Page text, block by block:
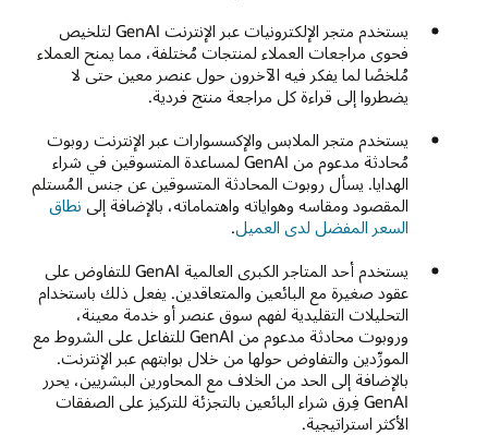
يستخدم متجر الإلكترونيات عبر الإنترنت GenAI لتلخيص
فحوى مراجعات العملاء لمنتجات مُختلفة، مما يمنح العملاء
مُلخصًا لما يفكر فيه الآخرون حول عنصر معين حتى لا
يضطروا إلى قراءة كل مراجعة منتج فردية.
يستخدم متجر الملابس والإكسسوارات عبر الإنترنت روبوت
مُحادثة مدعوم من GenAI لمساعدة المتسوقين في شراء
الهدايا. يسأل روبوت المحادثة المتسوقين عن جنس المُستلم
المقصود ومقاسه وهواياته واهتماماته، بالإضافة إلى نطاق
السعر المفضل لدى العميل.
يستخدم أحد المتاجر الكبرى العالمية GenAI للتفاوض على
عقود صغيرة مع البائعين والمتعاقدين. يفعل ذلك باستخدام
التحليلات التقليدية لفهم سوق عنصر أو خدمة معينة،
وروبوت محادثة مدعوم من GenAI للتفاعل على الشروط مع
المورِّدين والتفاوض حولها من خلال بوابتهم عبر الإنترنت.
بالإضافة إلى الحد من الخلاف مع المحاورين البشريين، يحرر
GenAI فِرق شراء البائعين بالتجزئة للتركيز على الصفقات
الأكثر استراتيجية.